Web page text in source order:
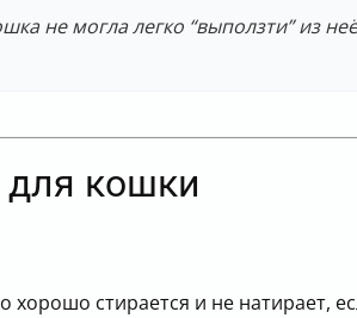
не могла легко “выползти” из
для кошки
стирается и не натирает,